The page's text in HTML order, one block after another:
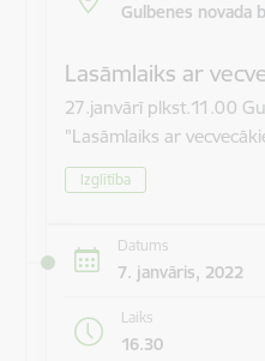
Gulbenes novada
Lasāmlaiks ar
27.janvārī plkst.11.00
"Lasāmlaiks ar
Izglītība
Datums
7. janvāris, 2022
Laiks
16.30